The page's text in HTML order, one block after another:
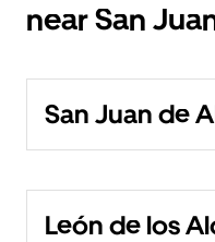
near San
San Juan de
León de los